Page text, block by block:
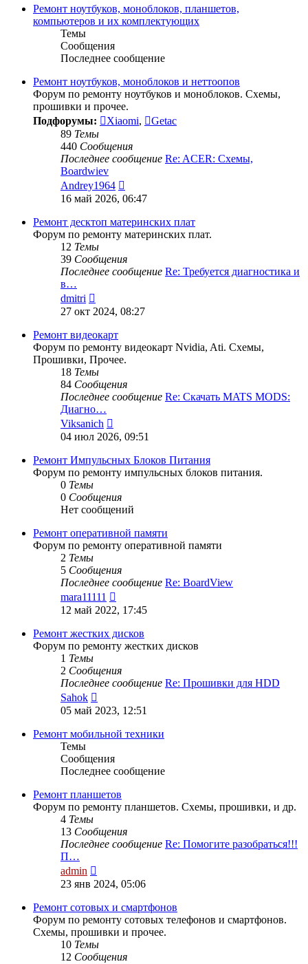
сообщению
Ремонт ноутбуков, моноблоков, планшетов,
компьютеров и их комплектующих
Темы
Сообщения
Последнее сообщение
Ремонт ноутбуков, моноблоков и неттоопов
Форум по ремонту ноутбуков и моноблоков. Схемы,
прошивки и прочее.
Подфорумы:
Xiaomi,
Getac
89 Темы
440 Сообщения
Последнее сообщение Re: ACER: Схемы,
Boardwiev
Andrey1964
к
сообщению
16 май 2026, 06:47
Ремонт десктоп материнских плат
Форум по ремонту материнских плат.
12 Темы
39 Сообщения
Последнее сообщение Re: Требуется диагностика и
в…
dmitri
к
сообщению
27 окт 2024, 08:27
Ремонт видеокарт
Форум по ремонту видеокарт Nvidia, Ati. Схемы,
Прошивки, Прочее.
18 Темы
84 Сообщения
Последнее сообщение Re: Скачать MATS MODS:
Диагно…
Viksanich
к
сообщению
04 июл 2026, 09:51
Ремонт Импульсных Блоков Питания
Форум по ремонту импульсных блоков питания.
0 Темы
0 Сообщения
Нет сообщений
Ремонт оперативной памяти
Форум по ремонту оперативной памяти
2 Темы
5 Сообщения
Последнее сообщение Re: BoardView
mara11111
к
сообщению
12 май 2022, 17:45
Ремонт жестких дисков
Форум по ремонту жестких дисков
1 Темы
2 Сообщения
Последнее сообщение Re: Прошивки для HDD
Sahok
к
сообщению
05 май 2023, 12:51
Ремонт мобильной техники
Темы
Сообщения
Последнее сообщение
Ремонт планшетов
Форум по ремонту планшетов. Схемы, прошивки, и др.
4 Темы
13 Сообщения
Последнее сообщение Re: Помогите разобраться!!!
П…
admin
к
сообщению
23 янв 2024, 05:06
Ремонт сотовых и смартфонов
Форум по ремонту сотовых телефонов и смартфонов.
Схемы, прошивки и прочее.
10 Темы
12 Сообщения